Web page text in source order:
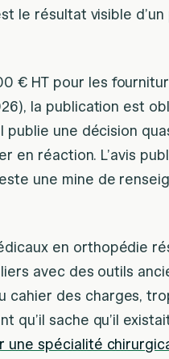
le résultat visible
€ HT pour les
la publication est
publie une décision
en réaction. L’avis
une mine de
en orthopédie
avec des outils
cahier des charges,
qu’il sache qu’il
une spécialité